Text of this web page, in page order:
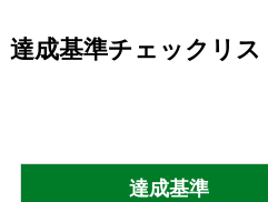
達成基準チェックリス
達成基準